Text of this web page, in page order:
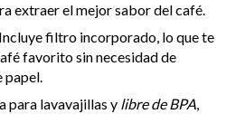
extraer el mejor sabor del café.
filtro incorporado, lo que te
favorito sin necesidad de
papel.
para lavavajillas y libre de BPA,